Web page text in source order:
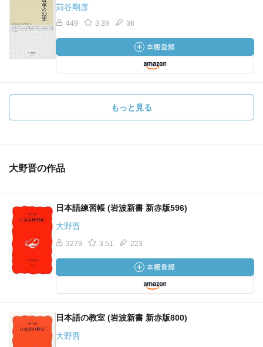
苅谷剛彦
449 3.39 36
もっと見る
大野晋の作品
日本語練習帳 (岩波新書 新赤版596)
大野晋
3279 3.51 223
日本語の教室 (岩波新書 新赤版800)
大野晋